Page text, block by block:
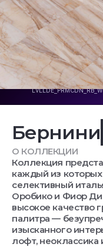
Бернини
О КОЛЛЕКЦИИ
Коллекция
каждый из
селективный
Оробико и Фиор
высокое качество
палитра —
изысканного
лофт,